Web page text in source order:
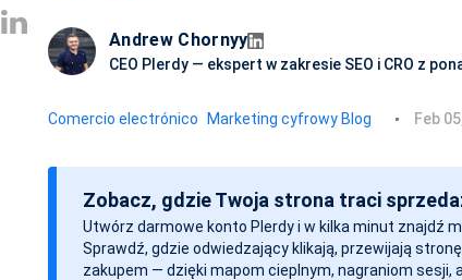
Andrew Chornyy
CEO Plerdy — ekspert w zakresie SEO i CRO z
Comercio electrónico Marketing cyfrowy Blog
D
a
w
p
Feb
Zobacz, gdzie Twoja strona traci
Utwórz darmowe konto Plerdy i w kilka minut znajdź
Sprawdź, gdzie odwiedzający klikają, przewijają
zakupem — dzięki mapom cieplnym, nagraniom sesji,